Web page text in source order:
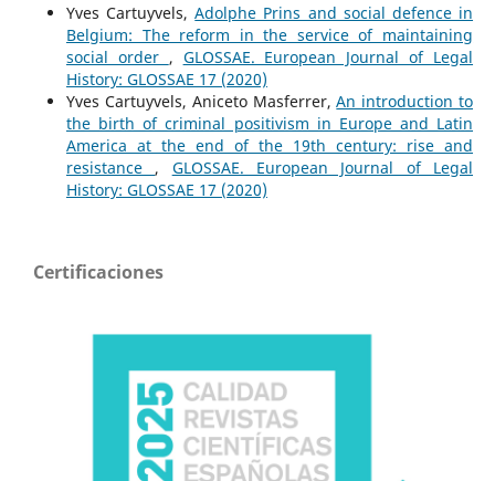
Yves Cartuyvels,Adolphe Prins and social defence in
Belgium: The reform in the service of maintaining
social order , GLOSSAE. European Journal of Legal
History: GLOSSAE 17 (2020)
Yves Cartuyvels, Aniceto Masferrer,An introduction to
the birth of criminal positivism in Europe and Latin
America at the end of the 19th century: rise and
resistance , GLOSSAE. European Journal of Legal
History: GLOSSAE 17 (2020)
Certificaciones